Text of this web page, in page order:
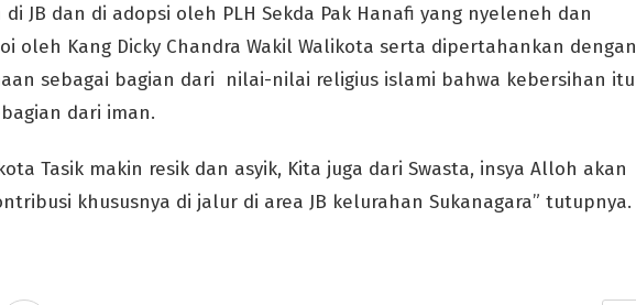
di JB dan di adopsi oleh PLH Sekda Pak Hanafi yang nyeleneh dan
oleh Kang Dicky Chandra Wakil Walikota serta dipertahankan dengan
sebagai bagian dari nilai-nilai religius islami bahwa kebersihan itu
dari iman.
Tasik makin resik dan asyik, Kita juga dari Swasta, insya Alloh akan
khususnya di jalur di area JB kelurahan Sukanagara” tutupnya.